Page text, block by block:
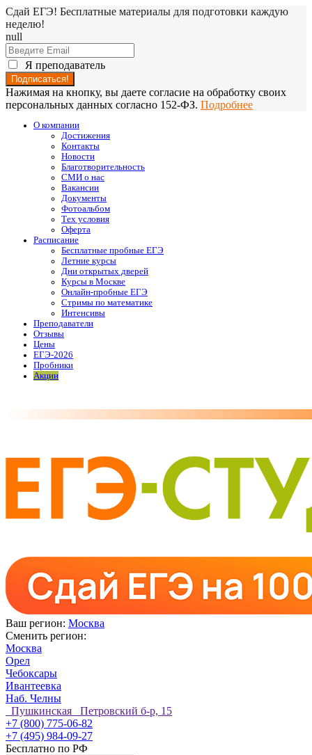
Сдай ЕГЭ! Бесплатные материалы для подготовки каждую
неделю!
null
Я преподаватель
Нажимая на кнопку, вы даете согласие на обработку своих
персональных данных согласно 152-ФЗ. Подробнее
О компании
Достижения
Контакты
Новости
Благотворительность
СМИ о нас
Вакансии
Документы
Фотоальбом
Тех условия
Оферта
Расписание
Бесплатные пробные ЕГЭ
Летние курсы
Дни открытых дверей
Курсы в Москве
Онлайн-пробные ЕГЭ
Стримы по математике
Интенсивы
Преподаватели
Отзывы
Цены
ЕГЭ-2026
Пробники
Акции
Ваш регион: Москва
Сменить регион:
Москва
Орел
Чебоксары
Ивантеевка
Наб. Челны
Пушкинская Петровский б-р, 15
+7 (800) 775-06-82
+7 (495) 984-09-27
Бесплатно по РФ